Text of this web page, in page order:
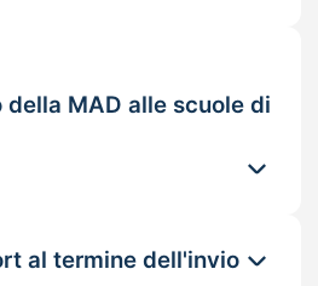
MAD alle scuole di
al termine dell'invio